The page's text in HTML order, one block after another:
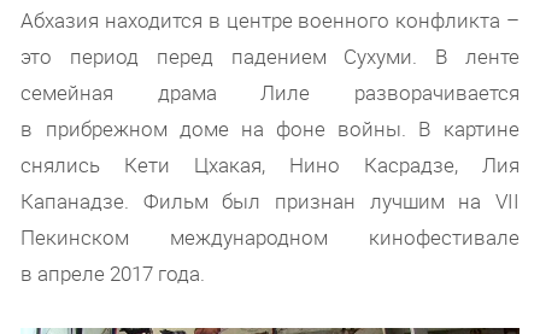
Абхазия находится в центре военного конфликта –
это период перед падением Сухуми. В ленте
семейная драма Лиле разворачивается
в прибрежном доме на фоне войны. В картине
снялись Кети Цхакая, Нино Касрадзе, Лия
Капанадзе. Фильм был признан лучшим на VII
Пекинском международном кинофестивале
в апреле 2017 года.